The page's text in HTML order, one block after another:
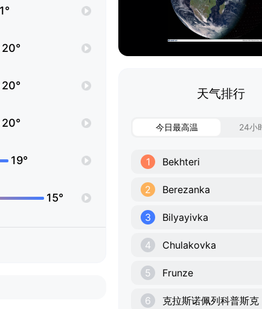
20°
20°
20°
19°
15°
天气排行
今日最高温 24小
1 Bekhteri
2 Berezanka
3 Bilyayivka
4 Chulakovka
5 Frunze
6 克拉斯诺佩列科普斯克